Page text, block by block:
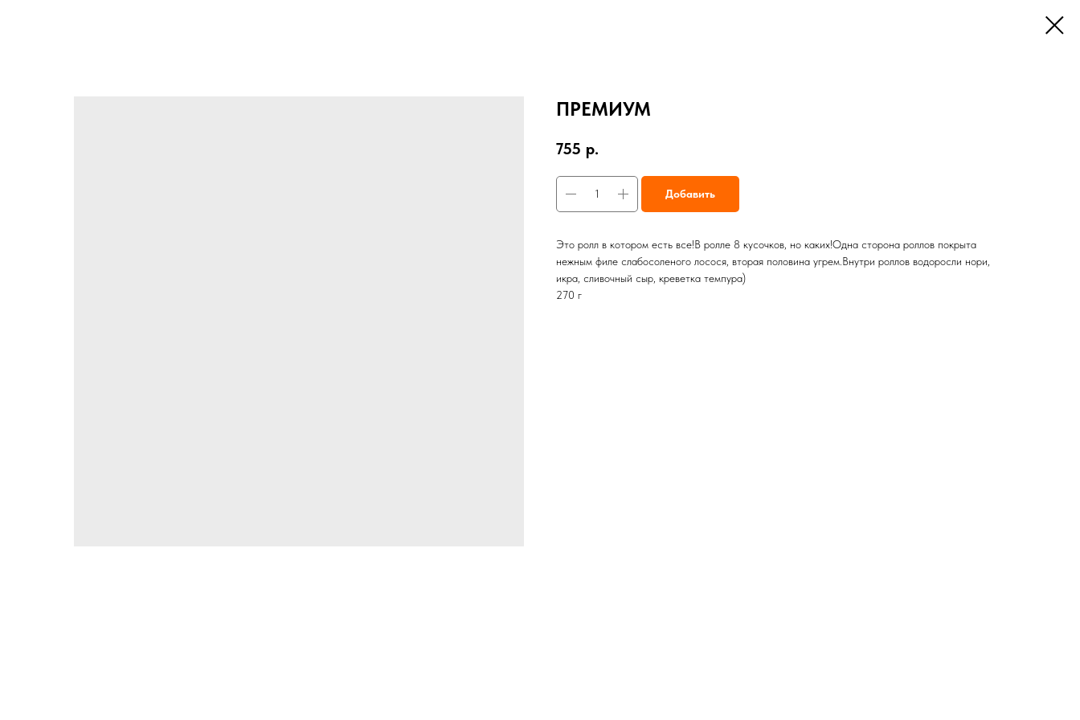
ПРЕМИУМ
755 р.
Добавить
Это ролл в котором есть все!В ролле 8 кусочков, но каких!Одна сторона роллов покрыта
нежным филе слабосоленого лосося, вторая половина угрем.Внутри роллов водоросли нори,
икра, сливочный сыр, креветка темпура)
270 г